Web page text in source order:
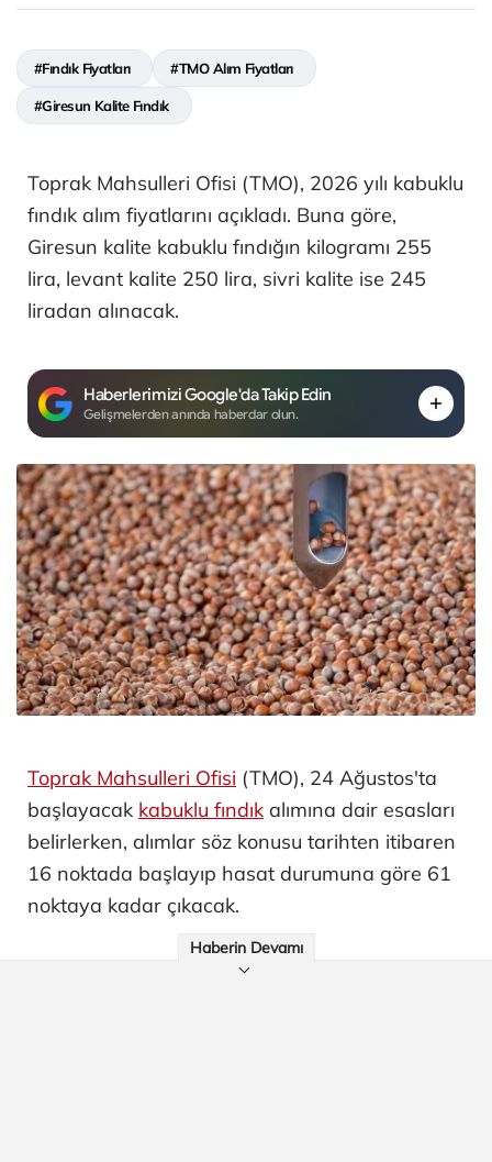
#Fındık Fiyatları #TMO Alım Fiyatları
#Giresun Kalite Fındık
Toprak Mahsulleri Ofisi (TMO), 2026 yılı kabuklu
fındık alım fiyatlarını açıkladı. Buna göre,
Giresun kalite kabuklu fındığın kilogramı 255
lira, levant kalite 250 lira, sivri kalite ise 245
liradan alınacak.
Haberlerimizi Google'da Takip Edin
Gelişmelerden anında haberdar olun.
Toprak Mahsulleri Ofisi (TMO), 24 Ağustos'ta
başlayacak kabuklu fındık alımına dair esasları
belirlerken, alımlar söz konusu tarihten itibaren
16 noktada başlayıp hasat durumuna göre 61
noktaya kadar çıkacak.
Haberin Devamı